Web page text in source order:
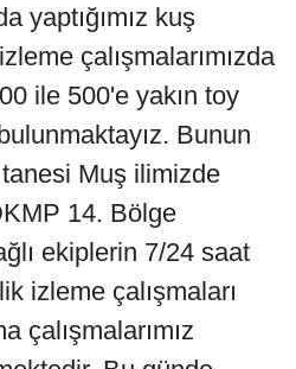
yaptığımız kuş
çalışmalarımızda
ile 500'e yakın toy
Bunun
Muş ilimizde
14. Bölge
ekiplerin 7/24 saat
izleme çalışmaları
çalışmalarımız